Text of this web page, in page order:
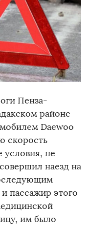
Пенза-
районе
Daewoo
скорость
условия, не
наезд на
пассажир этого
им было